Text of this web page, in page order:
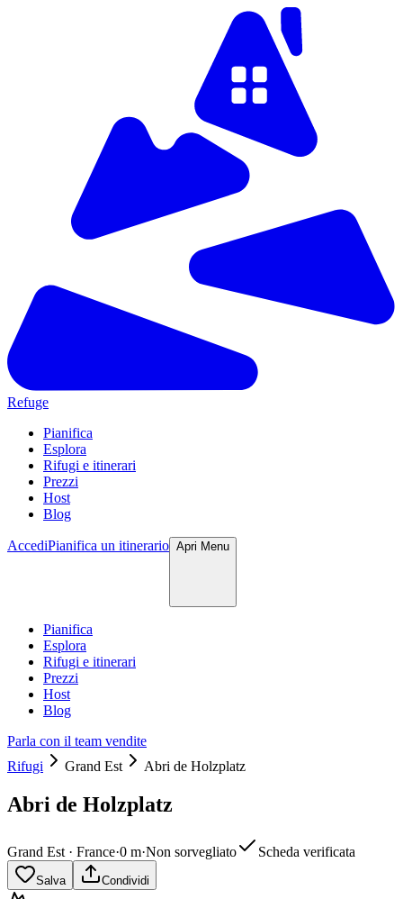
Refuge
Pianifica
Esplora
Rifugi e itinerari
Prezzi
Host
Blog
AccediPianifica un itinerario Apri Menu
Pianifica
Esplora
Rifugi e itinerari
Prezzi
Host
Blog
Parla con il team vendite
Rifugi
Grand Est Abri de Holzplatz
Abri de Holzplatz
Grand Est · France·0 m·Non sorvegliato Scheda verificata
Salva Condividi